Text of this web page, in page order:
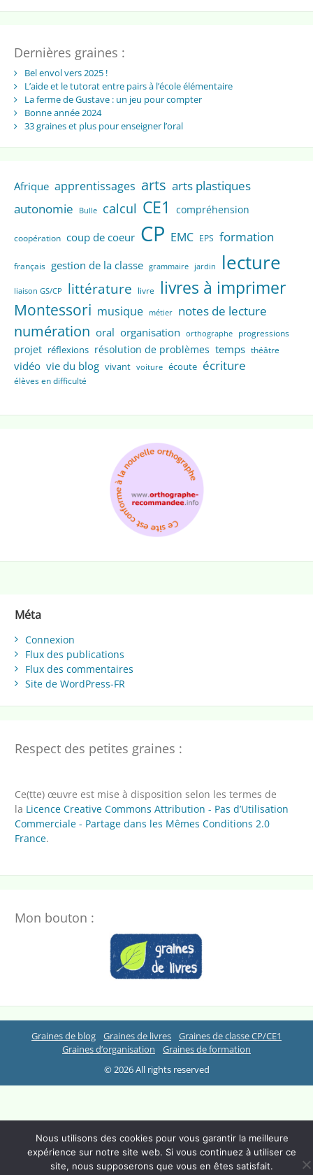
Dernières graines :
Bel envol vers 2025 !
L’aide et le tutorat entre pairs à l’école élémentaire
La ferme de Gustave : un jeu pour compter
Bonne année 2024
33 graines et plus pour enseigner l’oral
Afrique apprentissages arts arts plastiques
autonomie
Bulle calcul CE1 compréhension
coopération coup de coeur CP EMC EPS formation
français gestion de la classe grammaire jardin lecture
liaison GS/CP littérature livre livres à imprimer
Montessori musique métier notes de lecture
numération oral organisation orthographe progressions
projet réflexions résolution de problèmes temps théâtre
vidéo vie du blog vivant voiture écoute écriture
élèves en difficulté
Méta
Connexion
Flux des publications
Flux des commentaires
Site de WordPress-FR
Respect des petites graines :
Ce(tte) œuvre est mise à disposition selon les termes de
la Licence Creative Commons Attribution - Pas d’Utilisation
Commerciale - Partage dans les Mêmes Conditions 2.0
France.
Mon bouton :
Graines de blog Graines de livres
Graines de classe CP/CE1
Graines d’organisation
Graines de formation
© 2026 All rights reserved
Nous utilisons des cookies pour vous garantir la meilleure
expérience sur notre site web. Si vous continuez à utiliser ce
site, nous supposerons que vous en êtes satisfait.